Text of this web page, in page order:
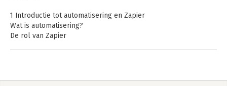
1 Introductie tot automatisering en Zapier
Wat is automatisering?
De rol van Zapier